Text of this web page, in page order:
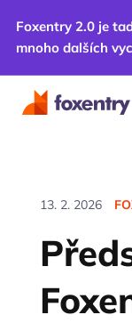
Foxentry 2.0 je
mnoho dalších
13. 2. 2026